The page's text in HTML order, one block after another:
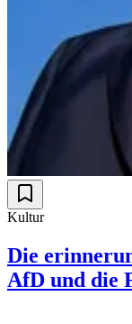
Kultur
Die
AfD und die